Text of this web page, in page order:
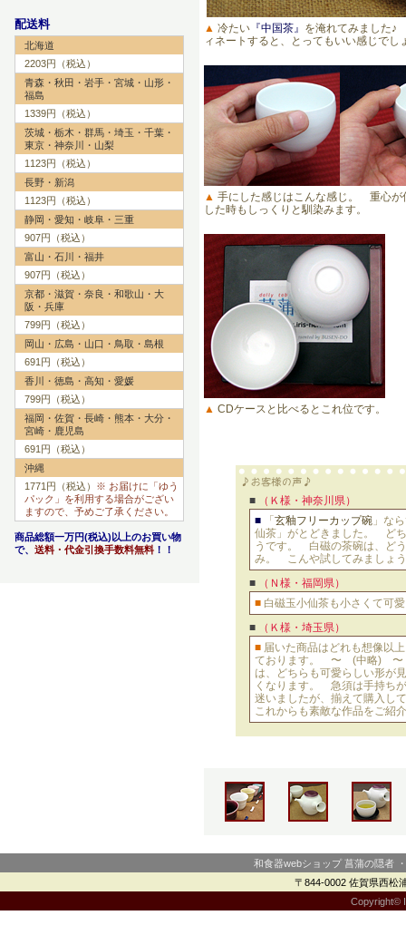
▲ 冷たい 『中国茶』 を淹れてみました
ィネートすると、とってもいい感じでし
▲ 手にした感じはこんな感じ。 重心が
した時もしっくりと馴染みます。
▲ CDケースと比べるとこれ位です。
■
（Ｋ様・神奈川県）
■
「 玄釉フリーカップ碗 」な
仙茶」がとどきました。 ど
うです。 白磁の茶碗は、ど
み。 こんや試してみましょ
■
（Ｎ様・福岡県）
■ 白磁玉小仙茶も小さくて可
■
（Ｋ様・埼玉県）
■ 届いた商品はどれも想像以
ております。 〜 (中略) 〜
は、どちらも可愛らしい形が
くなります。 急須は手持ち
迷いましたが、揃えて購入
これからも素敵な作品をご紹
配送料
北海道
2203円（税込）
青森・秋田・岩手・宮城・山形・
福島
1339円（税込）
茨城・栃木・群馬・埼玉・千葉・
東京・神奈川・山梨
1123円（税込）
長野・新潟
1123円（税込）
静岡・愛知・岐阜・三重
907円（税込）
富山・石川・福井
907円（税込）
京都・滋賀・奈良・和歌山・大
阪・兵庫
799円（税込）
岡山・広島・山口・鳥取・島根
691円（税込）
香川・徳島・高知・愛媛
799円（税込）
福岡・佐賀・長崎・熊本・大分・
宮崎・鹿児島
691円（税込）
沖縄
1771円（税込） ※ お届けに「ゆう
パック」を利用する場合がござい
ますので、予めご了承ください。
商品総額一万円(税込)以上のお買い物
で、 送料・代金引換手数料無料 ！！
和食器webショップ 菖蒲の隠者
〒844-0002 佐賀県西松
Copyright©